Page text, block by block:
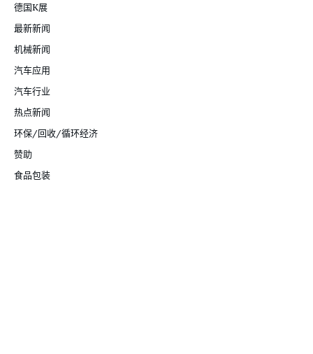
德国K展
最新新闻
机械新闻
汽车应用
汽车行业
热点新闻
环保/回收/循环经济
赞助
食品包装